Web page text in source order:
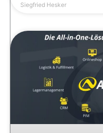
Siegfried Hesker